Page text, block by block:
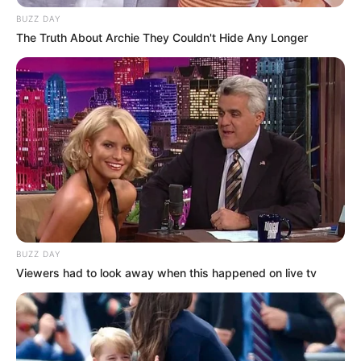
Tampil Lebih Modern, 7 Potret
Hasil Renovasi Rumah Berusia
90 Tahun
BUZZ DAY
The Truth About Archie They Couldn't Hide Any Longer
BUZZ DAY
Viewers had to look away when this happened on live tv